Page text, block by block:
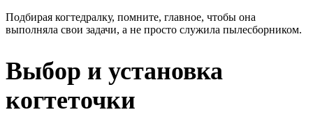
Подбирая когтедралку, помните, главное, чтобы она
выполняла свои задачи, а не просто служила пылесборником.
Выбор и установка
когтеточки